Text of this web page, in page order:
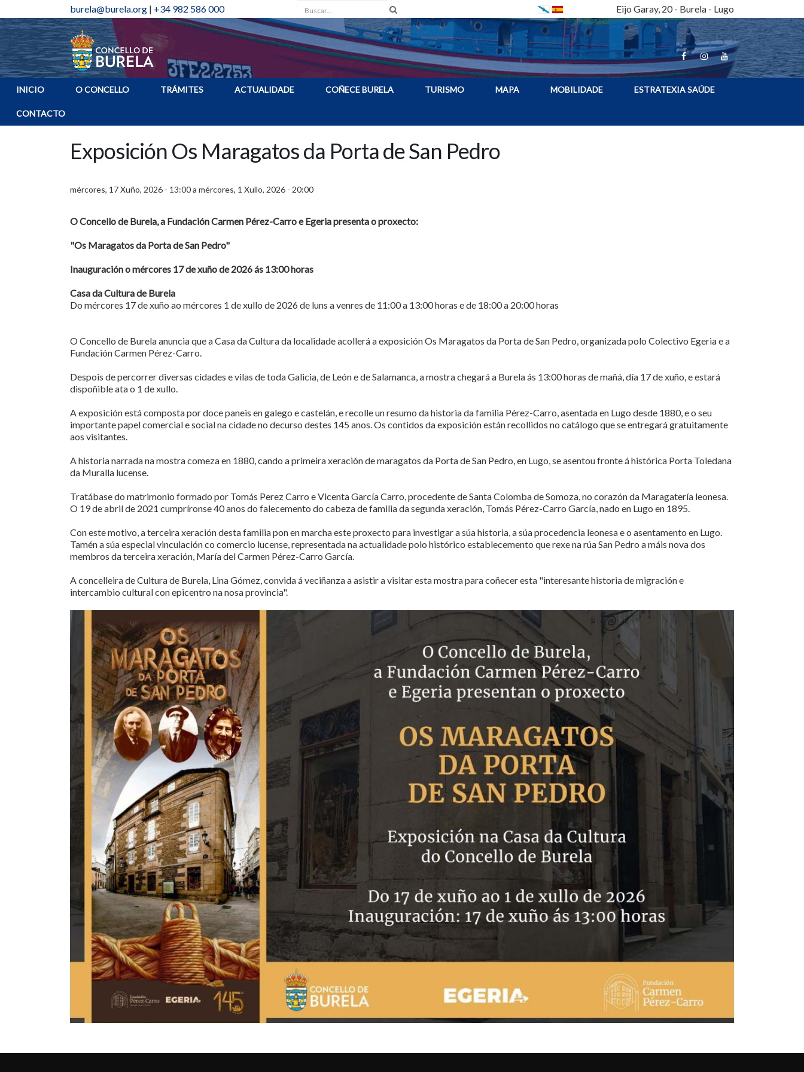
burela@burela.org | +34 982 586 000 Buscar Eijo Garay, 20 - Burela - Lugo
INICIO O CONCELLO TRÁMITES ACTUALIDADE COÑECE BURELA TURISMO MAPA MOBILIDADE ESTRATEXIA SAÚDE
CONTACTO
Exposición Os Maragatos da Porta de San Pedro
mércores, 17 Xuño, 2026 - 13:00a mércores, 1 Xullo, 2026 - 20:00
O Concello de Burela, a Fundación Carmen Pérez-Carro e Egeria presenta o proxecto:
"Os Maragatos da Porta de San Pedro"
Inauguración o mércores 17 de xuño de 2026 ás 13:00 horas
Casa da Cultura de Burela
Do mércores 17 de xuño ao mércores 1 de xullo de 2026 de luns a venres de 11:00 a 13:00 horas e de 18:00 a 20:00 horas
O Concello de Burela anuncia que a Casa da Cultura da localidade acollerá a exposición Os Maragatos da Porta de San Pedro, organizada polo Colectivo Egeria e a
Fundación Carmen Pérez-Carro.
Despois de percorrer diversas cidades e vilas de toda Galicia, de León e de Salamanca, a mostra chegará a Burela ás 13:00 horas de mañá, día 17 de xuño, e estará
dispoñible ata o 1 de xullo.
A exposición está composta por doce paneis en galego e castelán, e recolle un resumo da historia da familia Pérez-Carro, asentada en Lugo desde 1880, e o seu
importante papel comercial e social na cidade no decurso destes 145 anos. Os contidos da exposición están recollidos no catálogo que se entregará gratuitamente
aos visitantes.
A historia narrada na mostra comeza en 1880, cando a primeira xeración de maragatos da Porta de San Pedro, en Lugo, se asentou fronte á histórica Porta Toledana
da Muralla lucense.
Tratábase do matrimonio formado por Tomás Perez Carro e Vicenta García Carro, procedente de Santa Colomba de Somoza, no corazón da Maragatería leonesa.
O 19 de abril de 2021 cumpríronse 40 anos do falecemento do cabeza de familia da segunda xeración, Tomás Pérez-Carro García, nado en Lugo en 1895.
Con este motivo, a terceira xeración desta familia pon en marcha este proxecto para investigar a súa historia, a súa procedencia leonesa e o asentamento en Lugo.
Tamén a súa especial vinculación co comercio lucense, representada na actualidade polo histórico establecemento que rexe na rúa San Pedro a máis nova dos
membros da terceira xeración, María del Carmen Pérez-Carro García.
A concelleira de Cultura de Burela, Lina Gómez, convida á veciñanza a asistir a visitar esta mostra para coñecer esta "interesante historia de migración e
intercambio cultural con epicentro na nosa provincia".